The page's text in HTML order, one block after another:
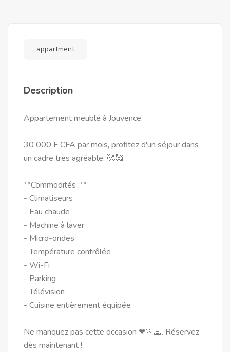
appartment
Description
Appartement meublé à Jouvence.
30 000 F CFA par mois, profitez d'un séjour dans
un cadre très agréable. 🥰🥰
**Commodités :**
- Climatiseurs
- Eau chaude
- Machine à laver
- Micro-ondes
- Température contrôlée
- Wi-Fi
- Parking
- Télévision
- Cuisine entièrement équipée
Ne manquez pas cette occasion ❤🏃🏾. Réservez
dès maintenant !